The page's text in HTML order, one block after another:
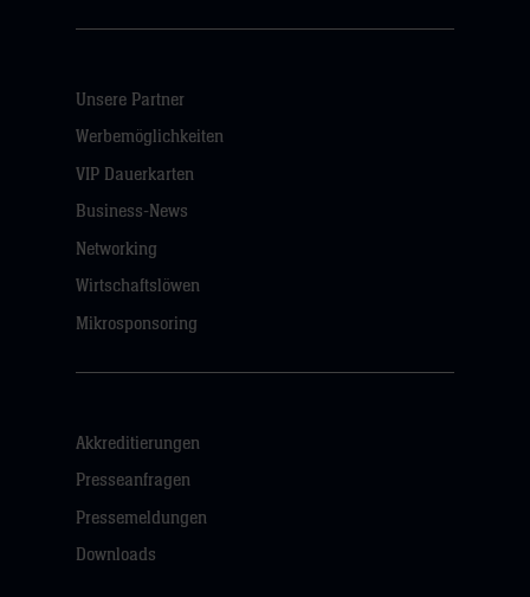
Unsere Partner
Werbemöglichkeiten
VIP Dauerkarten
Business-News
Networking
Wirtschaftslöwen
Mikrosponsoring
Akkreditierungen
Presseanfragen
Pressemeldungen
Downloads